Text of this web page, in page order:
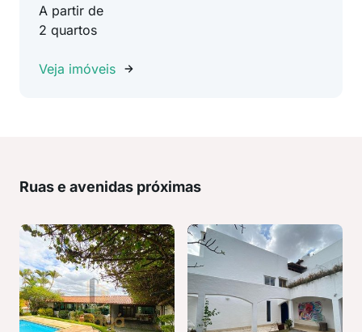
A partir de
2 quartos
Veja imóveis
Ruas e avenidas próximas